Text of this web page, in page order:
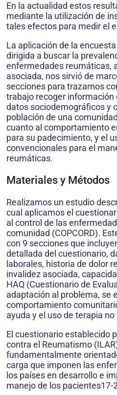
En la actualidad estos
mediante la utilización de
tales efectos para medir el
La aplicación de la
dirigida a buscar la
enfermedades reumáticas,
asociada, nos sirvió de
secciones para trazarnos
trabajo recoger información
datos sociodemográficos y
población de una
cuanto al comportamiento
para su padecimiento, y el
convencionales para el
reumáticas.
Materiales y Métodos
Realizamos un estudio
cual aplicamos el
al control de las
comunidad (COPCORD).
con 9 secciones que
detallada del cuestionario,
laborales, historia de dolor
invalidez asociada,
HAQ (Cuestionario de
adaptación al problema, se
comportamiento
ayuda y el uso de terapia
El cuestionario establecido
contra el Reumatismo
fundamentalmente
carga que imponen las
los países en desarrollo e
manejo de los pacientes17-